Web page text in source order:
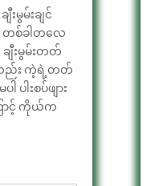
မ်းချင်
တစ်ခါတလေ
ျီးမွမ်းတတ်
ည်း ကဲ့ရဲ့တတ်
ါးစပ်ဖျား
ာင့် ကိုယ်က